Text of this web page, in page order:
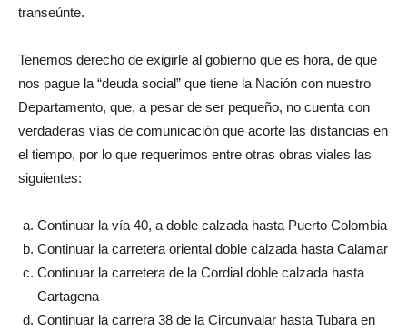
transeúnte.
Tenemos derecho de exigirle al gobierno que es hora, de que
nos pague la “deuda social” que tiene la Nación con nuestro
Departamento, que, a pesar de ser pequeño, no cuenta con
verdaderas vías de comunicación que acorte las distancias en
el tiempo, por lo que requerimos entre otras obras viales las
siguientes:
Continuar la vía 40, a doble calzada hasta Puerto Colombia
Continuar la carretera oriental doble calzada hasta Calamar
Continuar la carretera de la Cordial doble calzada hasta
Cartagena
Continuar la carrera 38 de la Circunvalar hasta Tubara en